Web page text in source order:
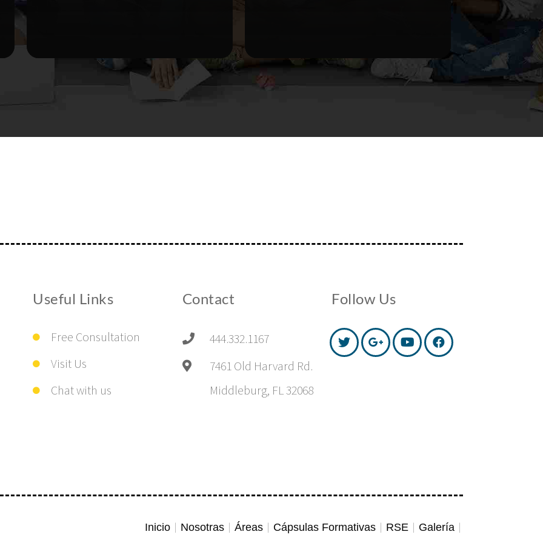
Useful Links
Free Consultation
Visit Us
Chat with us
Contact
444.332.1167
7461 Old Harvard Rd.
Middleburg, FL 32068
Follow Us
Inicio Nosotras Áreas Cápsulas Formativas RSE Galería